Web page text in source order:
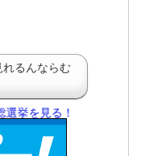
るんならむ
選挙を見る！